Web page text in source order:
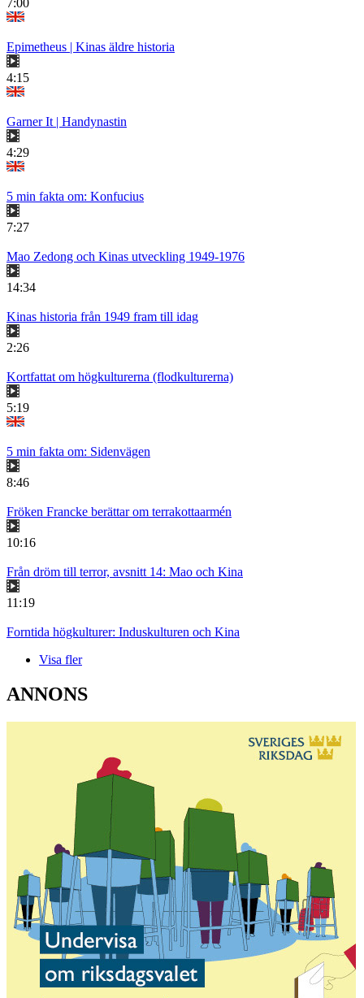
7:00
Epimetheus | Kinas äldre historia
4:15
Garner It | Handynastin
4:29
5 min fakta om: Konfucius
7:27
Mao Zedong och Kinas utveckling 1949-1976
14:34
Kinas historia från 1949 fram till idag
2:26
Kortfattat om högkulturerna (flodkulturerna)
5:19
5 min fakta om: Sidenvägen
8:46
Fröken Francke berättar om terrakottaarmén
10:16
Från dröm till terror, avsnitt 14: Mao och Kina
11:19
Forntida högkulturer: Induskulturen och Kina
Visa fler
ANNONS